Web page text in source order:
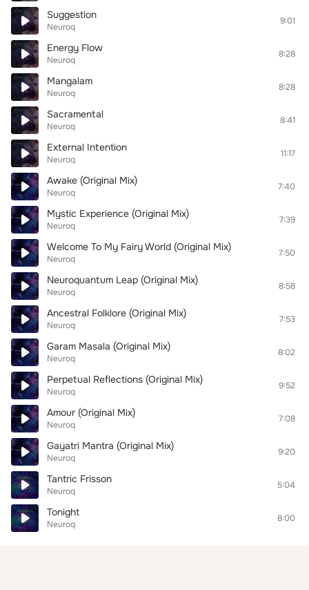
Suggestion
Neuroq
9:01
Energy Flow
Neuroq
8:28
Mangalam
Neuroq
8:28
Sacramental
Neuroq
8:41
External Intention
Neuroq
11:17
Awake (Original Mix)
Neuroq
7:40
Mystic Experience (Original Mix)
Neuroq
7:39
Welcome To My Fairy World (Original Mix)
Neuroq
7:50
Neuroquantum Leap (Original Mix)
Neuroq
8:58
Ancestral Folklore (Original Mix)
Neuroq
7:53
Garam Masala (Original Mix)
Neuroq
8:02
Perpetual Reflections (Original Mix)
Neuroq
9:52
Amour (Original Mix)
Neuroq
7:08
Gayatri Mantra (Original Mix)
Neuroq
9:20
Tantric Frisson
Neuroq
5:04
Tonight
Neuroq
8:00